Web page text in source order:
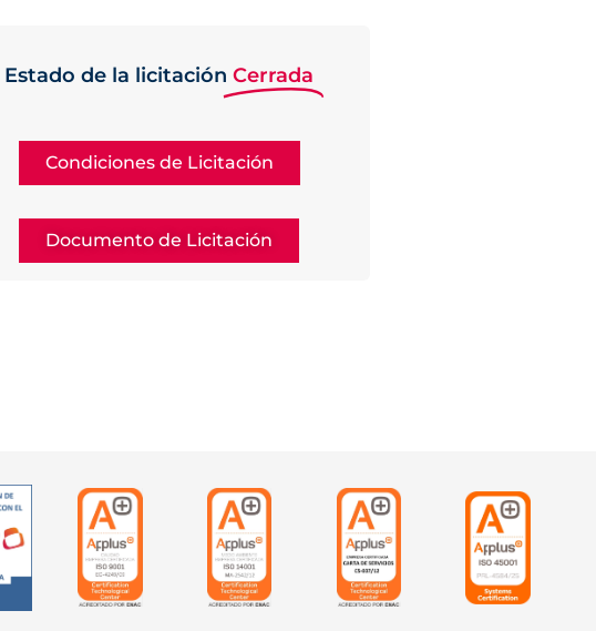
Estado de la licitación Cerrada
Condiciones de Licitación
Documento de Licitación